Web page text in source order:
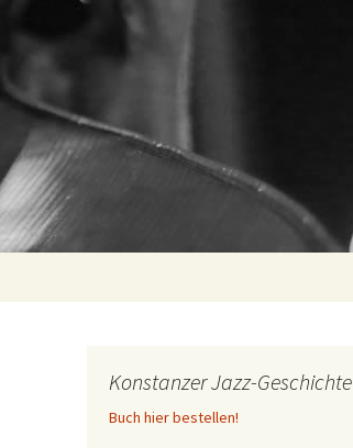
Konstanzer Jazz-Geschichte
Buch hier bestellen!